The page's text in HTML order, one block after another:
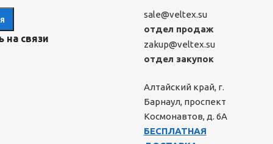
на связи
sale@veltex.su
отдел продаж
zakup@veltex.su
отдел закупок
Алтайский край, г.
Барнаул, проспект
Космонавтов, д. 6А
БЕСПЛАТНАЯ